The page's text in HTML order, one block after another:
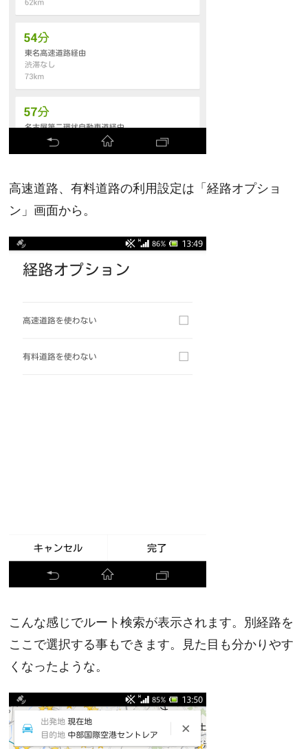
高速道路、有料道路の利用設定は「経路オプショ
ン」画面から。
こんな感じでルート検索が表示されます。別経路を
ここで選択する事もできます。見た目も分かりやす
くなったような。